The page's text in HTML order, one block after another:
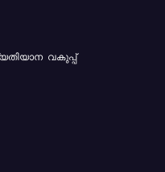
വകുപ്പ്